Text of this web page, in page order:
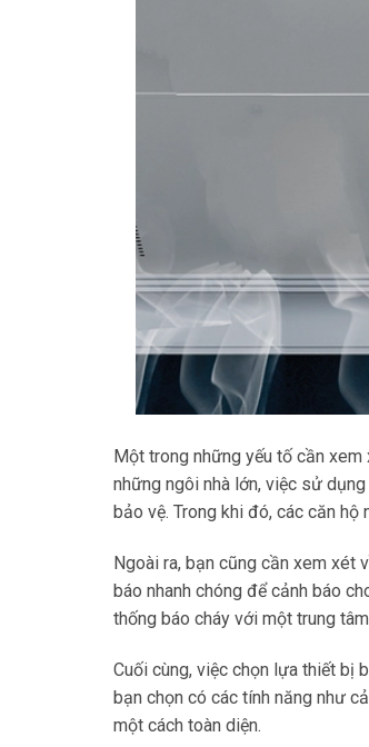
Một trong những yếu tố cần
những ngôi nhà lớn, việc sử
bảo vệ. Trong khi đó, các căn
Ngoài ra, bạn cũng cần xem xét
báo nhanh chóng để cảnh báo
thống báo cháy với một trung
Cuối cùng, việc chọn lựa thiết bị
bạn chọn có các tính năng như
một cách toàn diện.